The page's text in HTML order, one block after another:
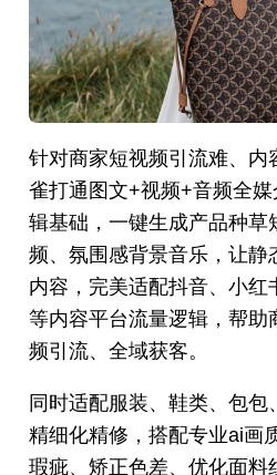
针对商家短视频引流难、内
雀打通图文+视频+音频全
辑基础，一键生成产品种草
频、氛围感背景音乐，让静
内容，完美适配抖音、小红
等内容平台流量逻辑，帮助
频引流、全域获客。
同时适配服装、鞋类、包
精细化精修，搭配专业ai画
瑕疵、矫正色差、优化面料